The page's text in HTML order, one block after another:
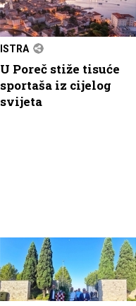
ISTRA
U Poreč stiže tisuće
sportaša iz cijelog
svijeta